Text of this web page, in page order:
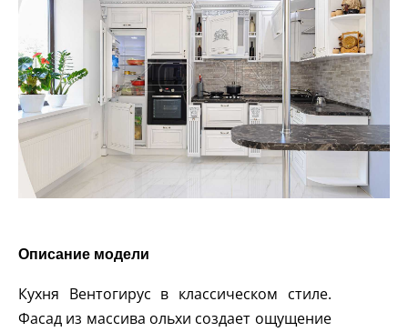
Описание модели
Кухня Вентогирус в классическом стиле.
Фасад из массива ольхи создает ощущение